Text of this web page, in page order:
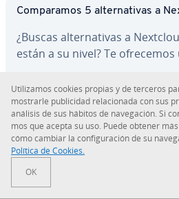
Co­m­pa­ra­mos 5 al­te­r­na­ti­vas a
¿Buscas al­te­r­na­ti­vas a
están a su nivel? Te
Los mejores pro­vee­do­res de
nube
¡Asegura tus datos de manera
datos estarán en buenas
Uti­li­za­mos cookies propias y de terceros
mostrarle pu­bli­ci­dad re­la­cio­na­da con sus
análisis de sus hábitos de na­ve­ga­ción. Si
mos que acepta su uso. Puede obtener
cómo cambiar la co­n­fi­gu­ra­ción de su
Política de Cookies.
OK